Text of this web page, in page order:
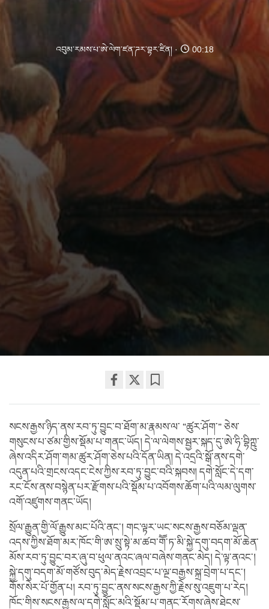
འབུམ་རམས་པ་ཨེ་ལེག་ཛན་ཌར་བྷར་ཛིན། 00:18
facebook
སངས་རྒྱས་ཉིད་ནས་རབ་ཏུ་བྱུང་བ་ཐོག་མ་རྣམས་ལ་ “ཚུར་ཤོག་” ཅེས་
གསུངས་པ་ཙམ་གྱིས་སྡོམ་པ་གནང་ཡོད། དེ་ལ་ལེགས་སྦྱར་སྐད་དུ་ཨེ་ཧི་བྷིཀྵུ་
ཞེས་འདིར་ཤོག་གམ་ཚུར་ཤོག་ཅེས་པའི་དོན་ཡིན། དེ་འདྲའི་སྒོ་ནས་དགེ་
འདུན་པའི་གྲངས་འདང་ངེས་ཀྱིས་རབ་ཏུ་བྱུང་བའི་སྐབས། དགེ་སློང་དེ་དག་
རང་ངོས་ནས་བསྙེན་པར་རྫོགས་པའི་སྡོམ་པ་འབོགས་ཆོག་པའི་ལམ་ལུགས་
འགོ་འཛུགས་གནང་ཡོད།
སྲོལ་རྒྱུན་གྱི་ལོ་རྒྱུས་མང་པོའི་ནང་། གང་ལྟར་ཡང་སངས་རྒྱས་བཅོམ་ལྡན་
འདས་ཀྱིས་ཐོག་མར་ཁོང་གི་ཨ་སྲུ་སྟེ་མ་ཚབ་གཽ་ཏ་མི་སྐྱེ་དགུ་བདག་མོ་ཆེན་
མོས་རབ་ཏུ་བྱུང་བར་ཞུ་བ་ཕུལ་ནའང་ཞལ་བཞེས་གནང་མེད། དེ་ལྟ་ནའང་།
སྐྱེ་དགུ་བདག་མོ་གཙོས་བུད་མེད་རྗེས་འབྲང་པ་ལྔ་བརྒྱས་སྐྲ་བྲེག་པ་དང་།
གོས་སེར་པོ་གྱོན་པ། རབ་ཏུ་བྱུང་ནས་སངས་རྒྱས་ཀྱི་རྗེས་སུ་འཇུག་པ་རེད།
ཁོང་གིས་སངས་རྒྱས་ལ་དགེ་སློང་མའི་སྡོམ་པ་གནང་རོགས་ཞེས་ཐེངས་